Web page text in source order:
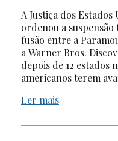
A Justiça dos Estados
ordenou a
fusão entre a
a Warner Bros.
depois de 12 estados
americanos terem
Ler mais